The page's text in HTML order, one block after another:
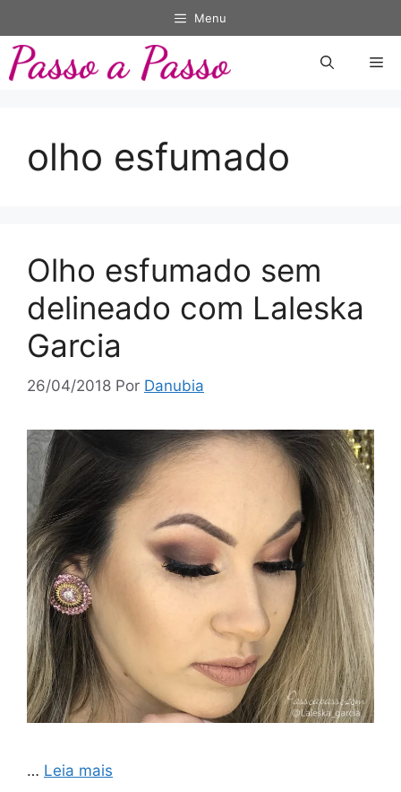
para
conteúdo
Menu
olho esfumado
Olho esfumado sem
delineado com Laleska
Garcia
26/04/2018 Por Danubia
… Leia mais